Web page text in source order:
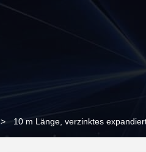
> 10 m Länge, verzinktes